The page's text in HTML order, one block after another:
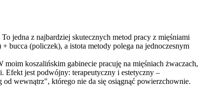
jedna z najbardziej skutecznych metod pracy z mięśniami
bucca (policzek), a istota metody polega na jednoczesnym
moim koszalińskim gabinecie pracuję na mięśniach żwaczach,
Efekt jest podwójny: terapeutyczny i estetyczny –
wewnątrz", którego nie da się osiągnąć powierzchownie.